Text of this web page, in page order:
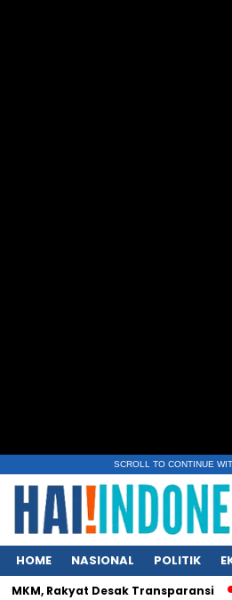
SCROLL TO CONTINUE
HOME NASIONAL POLITIK
Rakyat Desak Transparansi